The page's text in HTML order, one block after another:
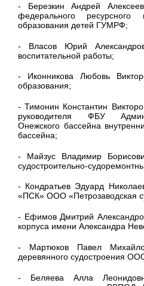
- Березкин Андрей
федерального ресурсного
образования детей ГУМРФ;
- Власов Юрий
воспитательной работы;
- Иконникова Любовь
образования;
- Тимонин Константин
руководителя ФБУ
Онежского бассейна
бассейна;
- Майзус Владимир
судостроительно-
- Кондратьев Эдуард
«ПСК» ООО «Петрозаводская
- Ефимов Дмитрий
корпуса имени Александра
- Мартюков Павел
деревянного судостроения
- Беляева Алла